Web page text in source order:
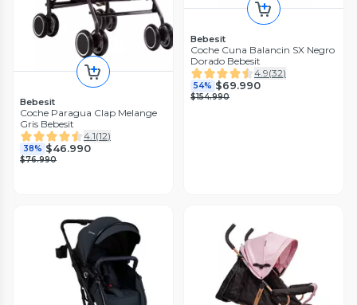
Bebesit
Coche Paragua Clap Melange
Gris Bebesit
4.1(12)
38% $46.990
$76.990
Bebesit
Coche Cuna Balancin SX Negro
Dorado Bebesit
4.9(32)
54% $69.990
$154.990